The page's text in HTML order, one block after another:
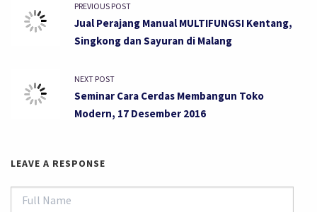
PREVIOUS POST
Jual Perajang Manual MULTIFUNGSI Kentang,
Singkong dan Sayuran di Malang
NEXT POST
Seminar Cara Cerdas Membangun Toko
Modern, 17 Desember 2016
LEAVE A RESPONSE